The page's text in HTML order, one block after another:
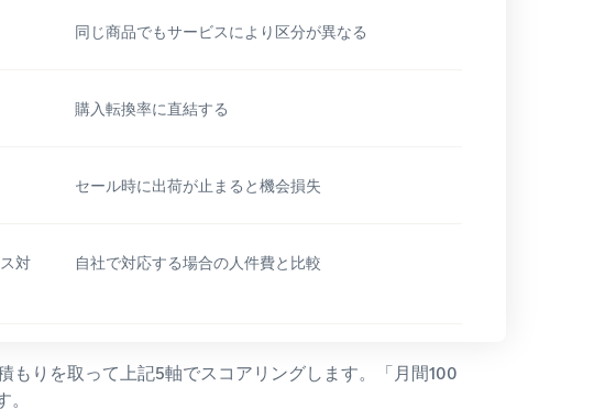
同じ商品でもサービスにより区分が異なる
購入転換率に直結する
セール時に出荷が止まると機会損失
対
自社で対応する場合の人件費と比較
りを取って上記5軸でスコアリングします。「月間100